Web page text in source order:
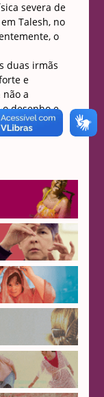
severa de
Talesh, no
o
duas irmãs
e
a
desenho e
Online 2021
2021
2019
2017
2015